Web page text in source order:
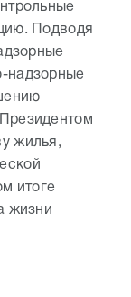
Подводя
надзорные
жилья,
итоге
жизни